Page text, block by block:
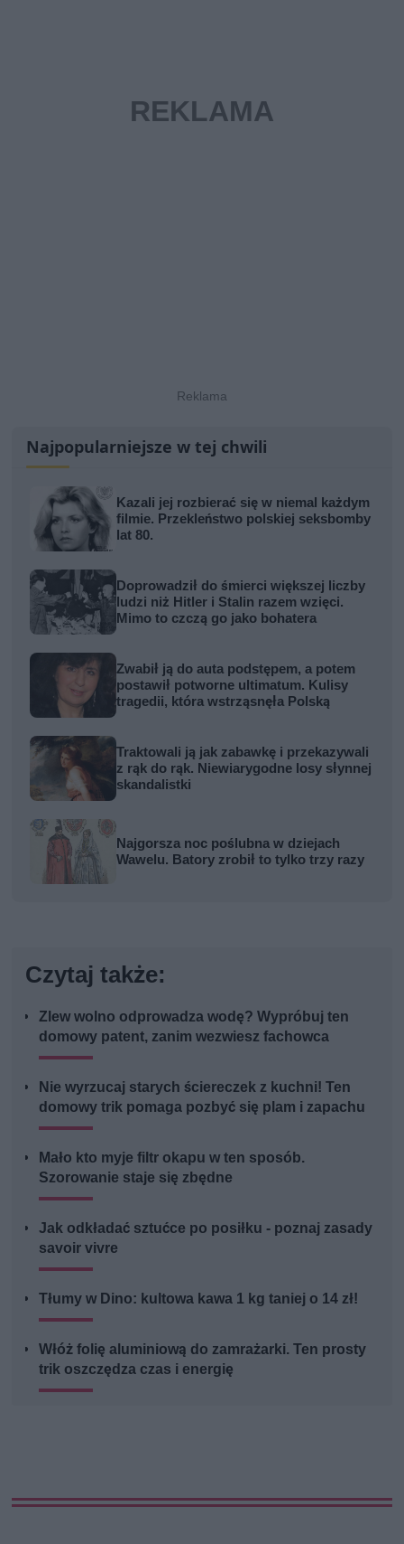
Najpopularniejsze w tej chwili
Kazali jej rozbierać się w niemal każdym
filmie. Przekleństwo polskiej seksbomby
lat 80.
Doprowadził do śmierci większej liczby
ludzi niż Hitler i Stalin razem wzięci.
Mimo to czczą go jako bohatera
Zwabił ją do auta podstępem, a potem
postawił potworne ultimatum. Kulisy
tragedii, która wstrząsnęła Polską
Traktowali ją jak zabawkę i przekazywali
z rąk do rąk. Niewiarygodne losy słynnej
skandalistki
Najgorsza noc poślubna w dziejach
Wawelu. Batory zrobił to tylko trzy razy
Czytaj także:
Zlew wolno odprowadza wodę? Wypróbuj ten
domowy patent, zanim wezwiesz fachowca
Nie wyrzucaj starych ściereczek z kuchni! Ten
domowy trik pomaga pozbyć się plam i zapachu
Mało kto myje filtr okapu w ten sposób.
Szorowanie staje się zbędne
Jak odkładać sztućce po posiłku - poznaj zasady
savoir vivre
Tłumy w Dino: kultowa kawa 1 kg taniej o 14 zł!
Włóż folię aluminiową do zamrażarki. Ten prosty
trik oszczędza czas i energię